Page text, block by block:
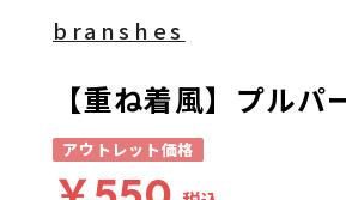
branshes
【重ね着風】プルパ
アウトレット価格